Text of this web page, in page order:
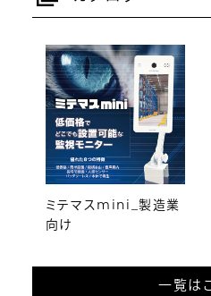
ミテマスmini_製造業
向け
一覧は